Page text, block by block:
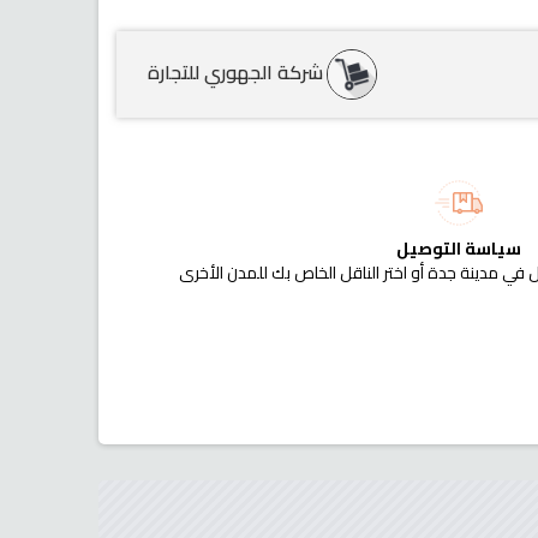
شركة الجهوري للتجارة
سياسة التوصيل
في مدينة جدة أو اختر الناقل الخاص بك للمدن الأخرى